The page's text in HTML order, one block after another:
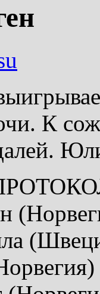
К